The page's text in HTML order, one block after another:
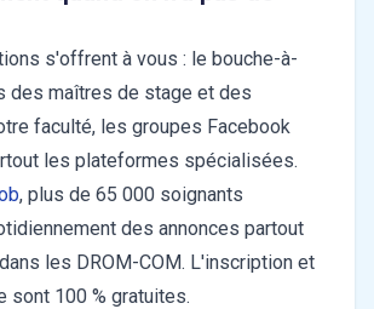
s'offrent à vous : le bouche-à-
des maîtres de stage et des
faculté, les groupes Facebook
les plateformes spécialisées.
, plus de 65 000 soignants
des annonces partout
les DROM-COM. L'inscription et
sont 100 % gratuites.